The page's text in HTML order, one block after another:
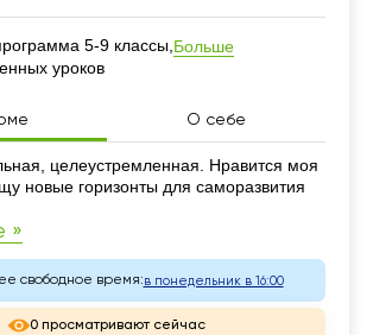
5-9 классы, Больше
уроков
О себе
целеустремленная. Нравится моя
новые горизонты для саморазвития
»
свободное время:в понедельник в 16:00
0 просматривают сейчас